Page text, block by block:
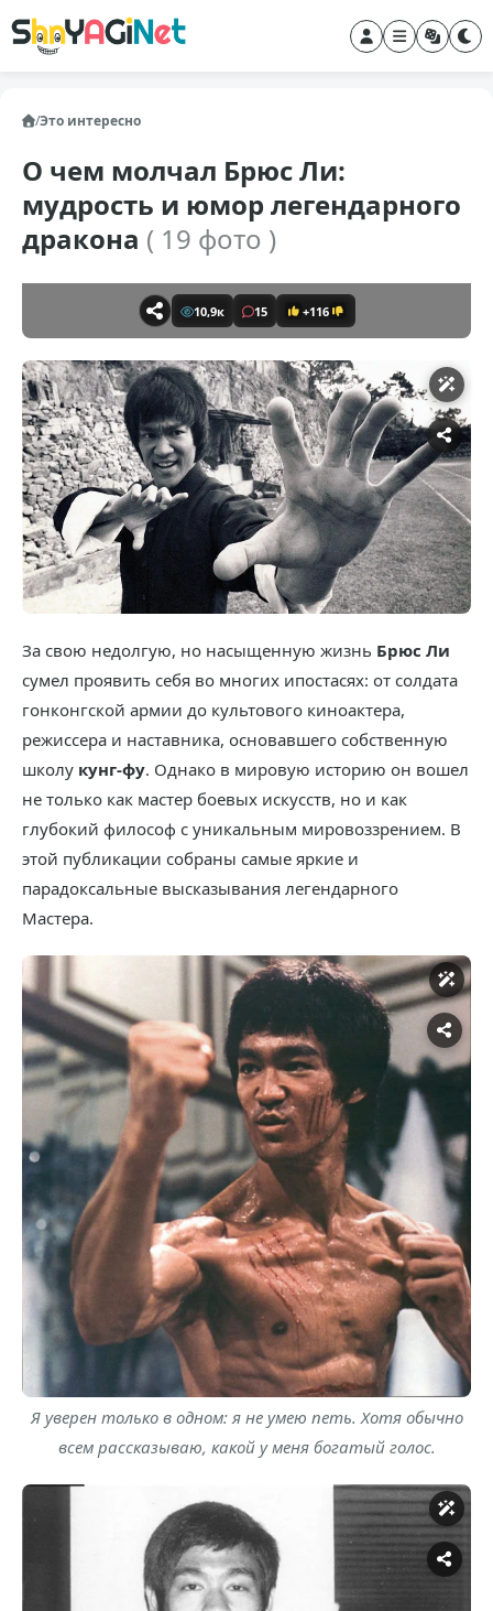
/Это интересно
О чем молчал Брюс Ли:
мудрость и юмор легендарного
дракона ( 19 фото )
10,9к 15 +116
За свою недолгую, но насыщенную жизнь Брюс Ли
сумел проявить себя во многих ипостасях: от солдата
гонконгской армии до культового киноактера,
режиссера и наставника, основавшего собственную
школу кунг-фу. Однако в мировую историю он вошел
не только как мастер боевых искусств, но и как
глубокий философ с уникальным мировоззрением. В
этой публикации собраны самые яркие и
парадоксальные высказывания легендарного
Мастера.
Я уверен только в одном: я не умею петь. Хотя обычно
всем рассказываю, какой у меня богатый голос.